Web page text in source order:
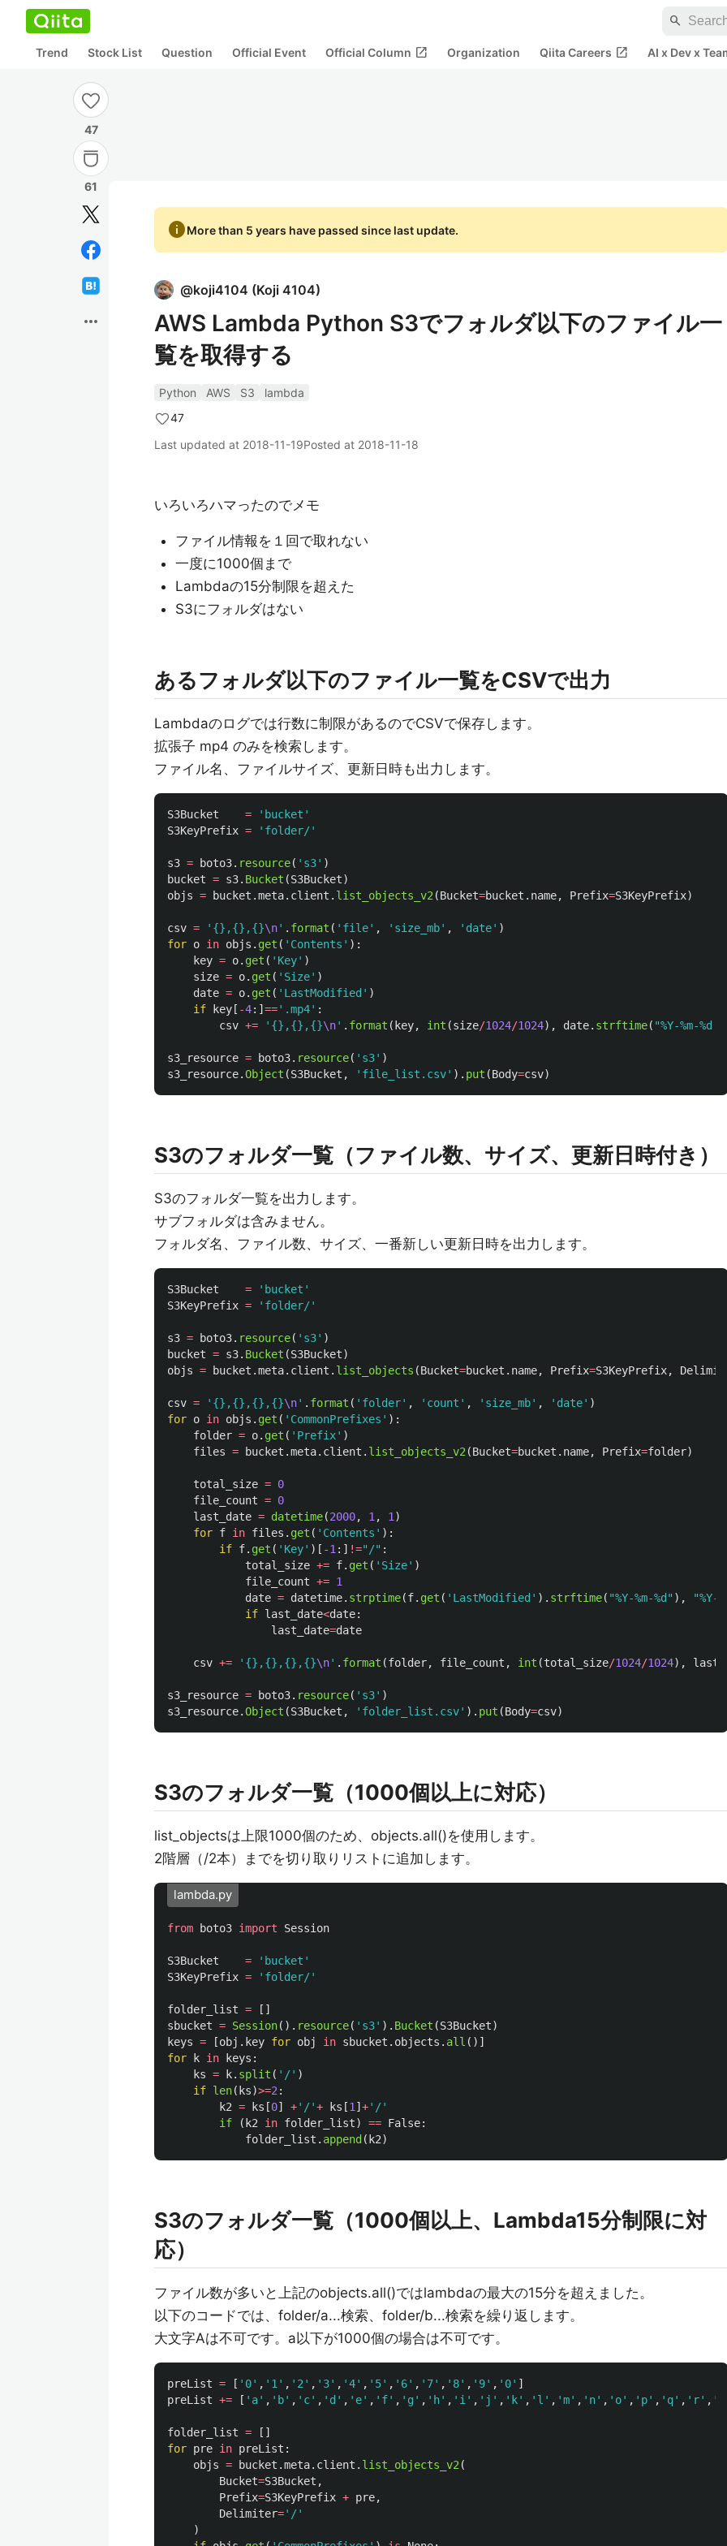
search
Trend Stock List Question Official Event Official Column open_in_new Organization Qiita Careers open_in_new AI x Dev x
47
61
more_horiz
infoMore than 5 years have passed since last update.
@koji4104 (Koji 4104)
AWS Lambda Python S3でフォルダ以下のファイル一
覧を取得する
Python AWS S3
lambda
47
Last updated at 2018-11-19Posted at 2018-11-18
いろいろハマったのでメモ
ファイル情報を１回で取れない
一度に1000個まで
Lambdaの15分制限を超えた
S3にフォルダはない
あるフォルダ以下のファイル一覧をCSVで出力
Lambdaのログでは行数に制限があるのでCSVで保存します。
拡張子 mp4 のみを検索します。
ファイル名、ファイルサイズ、更新日時も出力します。
S3Bucket = ' bucket '
S3KeyPrefix = ' folder/'
s3 = boto3. resource( ' s3' )
bucket = s3. Bucket (S3Bucket)
objs = bucket .meta. client . list_objects_v2 (Bucket=bucket . name, Prefix=S3KeyPrefix)
csv = ' {},{},{}\n' . format ( ' file' , ' size_mb' , ' date' )
for o in objs . get ( ' Contents ' ):
key = o. get ( ' Key' )
size = o. get ( ' Size' )
date = o. get ( ' LastModified ' )
if
key [ -4:] ==' .mp4' :
csv += ' {},{},{}\n' . format ( key, int (size/1024/1024), date. strftime( "%Y-%m-%d
s3_resource = boto3. resource( ' s3' )
s3_resource.Object (S3Bucket , ' file_list.csv' ). put (Body=csv)
S3のフォルダ一覧（ファイル数、サイズ、更新日時付き）
S3のフォルダ一覧を出力します。
サブフォルダは含みません。
フォルダ名、ファイル数、サイズ、一番新しい更新日時を出力します。
S3Bucket = ' bucket '
S3KeyPrefix = ' folder/'
s3 = boto3. resource( ' s3' )
bucket = s3. Bucket (S3Bucket)
objs = bucket .meta. client . list_objects (Bucket=bucket . name, Prefix=S3KeyPrefix,
csv = ' {},{},{},{}\n' . format ( ' folder' , ' count ' , ' size_mb' , ' date' )
for o in objs . get ( ' CommonPrefixes ' ):
folder = o. get ( ' Prefix' )
files = bucket .meta. client . list_objects_v2 (Bucket=bucket . name, Prefix=folder)
total_size = 0
file_count = 0
last_date = datetime(2000, 1 , 1 )
for f in files . get ( ' Contents ' ):
if f. get ( ' Key' )[ -1 :] !=" /" :
total_size += f. get ( ' Size' )
file_count += 1
date = datetime. strptime(f. get ( ' LastModified ' ). strftime( "%Y-%m-%d " ), "%Y-
if last_date<date:
last_date=date
csv += ' {},{},{},{}\n' . format (folder, file_count , int (total_size/1024/1024),
s3_resource = boto3. resource( ' s3' )
s3_resource.Object (S3Bucket , ' folder_list.csv' ). put (Body=csv)
S3のフォルダ一覧（1000個以上に対応）
list_objectsは上限1000個のため、objects.all()を使用します。
2階層（/2本）までを切り取りリストに追加します。
lambda.py
from boto3 import Session
S3Bucket = ' bucket '
S3KeyPrefix = ' folder/'
folder_list =
[]
sbucket = Session(). resource( ' s3' ). Bucket (S3Bucket)
keys = [obj . key for obj in sbucket . objects . all ()]
for
k in keys :
ks = k. split ( ' /' )
if len( ks)>=2 :
k2 = ks [0] +' /'+ ks [1 ] +' /'
if
( k2 in folder_list) == False:
folder_list . append ( k2)
S3のフォルダ一覧（1000個以上、Lambda15分制限に対
応）
ファイル数が多いと上記のobjects.all()ではlambdaの最大の15分を超えました。
以下のコードでは、folder/a...検索、folder/b...検索を繰り返します。
大文字Aは不可です。a以下が1000個の場合は不可です。
preList = [ ' 0' , ' 1 ' , ' 2 ' , ' 3' , '4' , ' 5' , ' 6' , ' 7' , ' 8' , ' 9' , ' 0' ]
preList += [ ' a' , ' b' , ' c' , ' d ' , ' e' , ' f' , ' g ' , ' h' , ' i ' , ' j ' , ' k' , ' l ' , 'm' , ' n' , ' o' , ' p' , ' q' , ' r' , '
folder_list =
[]
for pre in preList :
objs = bucket .meta. client . list_objects_v2 (
Bucket=S3Bucket ,
Prefix=S3KeyPrefix + pre,
Delimiter=' /'
)